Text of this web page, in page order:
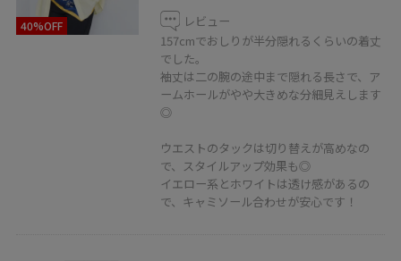
LINEで在庫のお問い合わせや商品、
コーディネートのご相談など
是非お気軽にお問い合わせくださいませ！
ご相談は【友だち追加】をタップ！
40%OFF
レビュー
157cmでおしりが半分隠れるくらいの着丈
でした。
袖丈は二の腕の途中まで隠れる長さで、ア
ームホールがやや大きめな分細見えします
◎
ウエストのタックは切り替えが高めなの
で、スタイルアップ効果も◎
イエロー系とホワイトは透け感があるの
で、キャミソール合わせが安心です！